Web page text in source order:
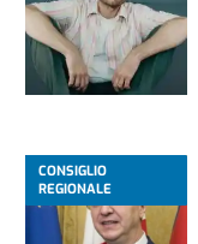
CONSIGLIO
REGIONALE